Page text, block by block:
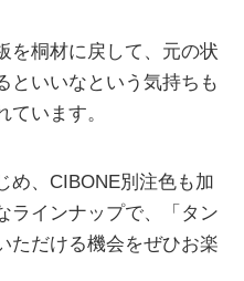
を桐材に戻して、元の状
といいなという気持ちも
います。
め、CIBONE別注色も加
ラインナップで、「タン
ただける機会をぜひお楽